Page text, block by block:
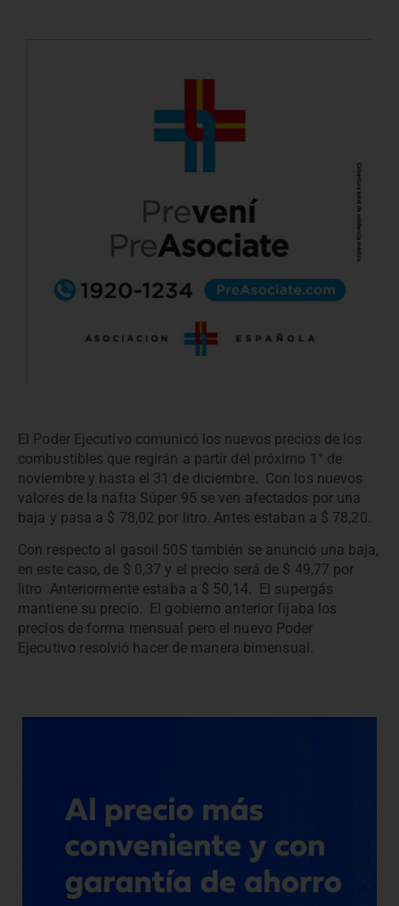
El Poder Ejecutivo comunicó los nuevos precios de los
combustibles que regirán a partir del próximo 1° de
noviembre y hasta el 31 de diciembre. Con los nuevos
valores de la nafta Súper 95 se ven afectados por una
baja y pasa a $ 78,02 por litro. Antes estaban a $ 78,20.
Con respecto al gasoil 50S también se anunció una baja,
en este caso, de $ 0,37 y el precio será de $ 49,77 por
litro .Anteriormente estaba a $ 50,14. El supergás
mantiene su precio. El gobierno anterior fijaba los
precios de forma mensual pero el nuevo Poder
Ejecutivo resolvió hacer de manera bimensual.